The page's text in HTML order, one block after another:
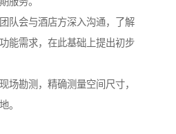
队会与酒店方深入沟通，了解
能需求，在此基础上提出初步
场勘测，精确测量空间尺寸，
。